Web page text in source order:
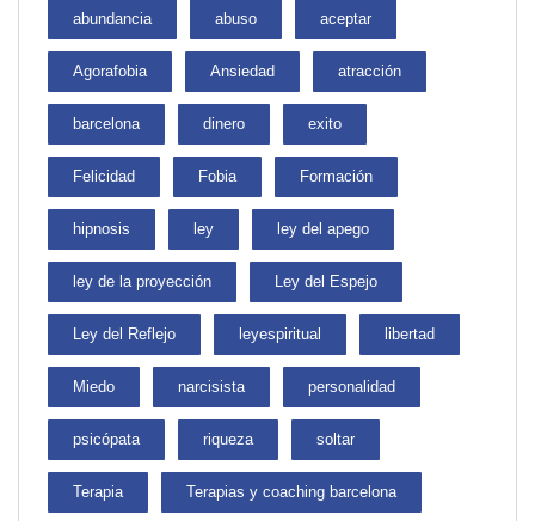
abundancia abuso aceptar
Agorafobia Ansiedad atracción
barcelona dinero exito
Felicidad Fobia Formación
hipnosis ley ley del apego
ley de la proyección Ley del Espejo
Ley del Reflejo leyespiritual libertad
Miedo narcisista personalidad
psicópata riqueza soltar
Terapia Terapias y coaching barcelona